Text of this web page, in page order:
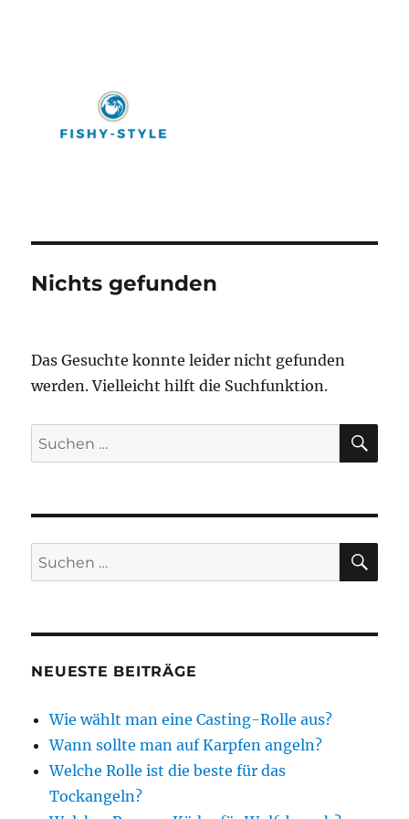
Nichts gefunden
Das Gesuchte konnte leider nicht gefunden
werden. Vielleicht hilft die Suchfunktion.
Suchen
nach:
Suchen
nach:
NEUESTE BEITRÄGE
Wie wählt man eine Casting-Rolle aus?
Wann sollte man auf Karpfen angeln?
Welche Rolle ist die beste für das
Tockangeln?